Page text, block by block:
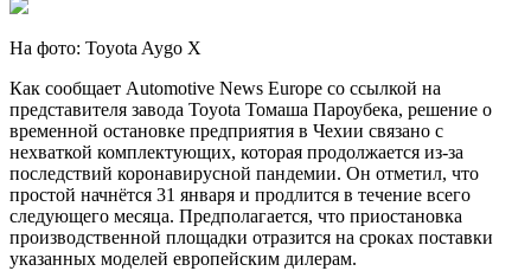
На фото: Toyota Aygo X
Как сообщает Automotive News Europe со ссылкой на
представителя завода Toyota Томаша Пароубека, решение о
временной остановке предприятия в Чехии связано с
нехваткой комплектующих, которая продолжается из-за
последствий коронавирусной пандемии. Он отметил, что
простой начнётся 31 января и продлится в течение всего
следующего месяца. Предполагается, что приостановка
производственной площадки отразится на сроках поставки
указанных моделей европейским дилерам.